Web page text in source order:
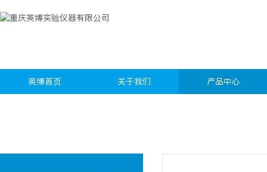
英博首页 关于我们 产品中心